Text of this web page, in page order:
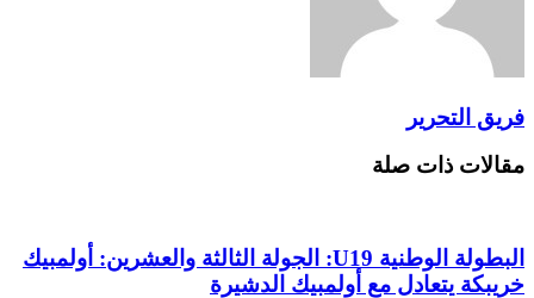
فريق التحرير
مقالات ذات صلة
البطولة الوطنية U19: الجولة الثالثة والعشرين: أولمبيك
خريبكة يتعادل مع أولمبيك الدشيرة